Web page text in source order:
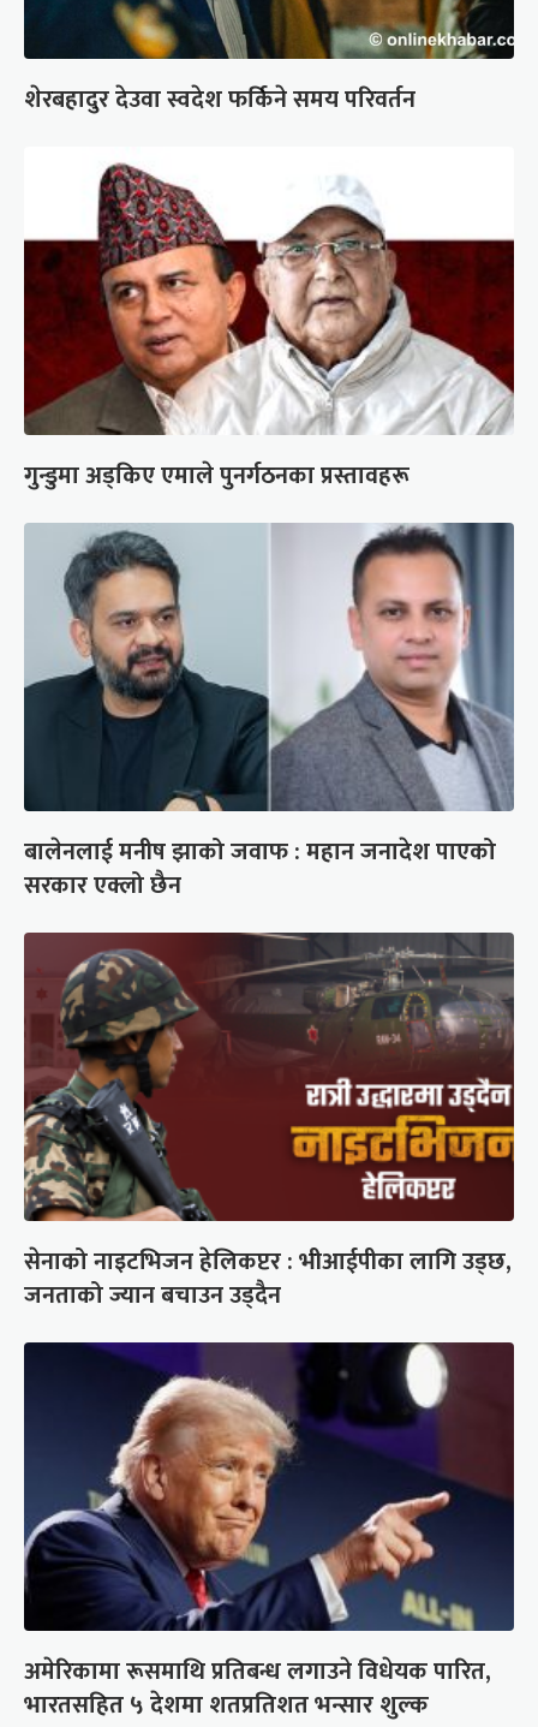
शेरबहादुर देउवा स्वदेश फर्किने समय परिवर्तन
गुन्डुमा अड्किए एमाले पुनर्गठनका प्रस्तावहरू
बालेनलाई मनीष झाको जवाफ : महान जनादेश पाएको
सरकार एक्लो छैन
सेनाको नाइटभिजन हेलिकप्टर : भीआईपीका लागि उड्छ,
जनताको ज्यान बचाउन उड्दैन
अमेरिकामा रूसमाथि प्रतिबन्ध लगाउने विधेयक पारित,
भारतसहित ५ देशमा शतप्रतिशत भन्सार शुल्क